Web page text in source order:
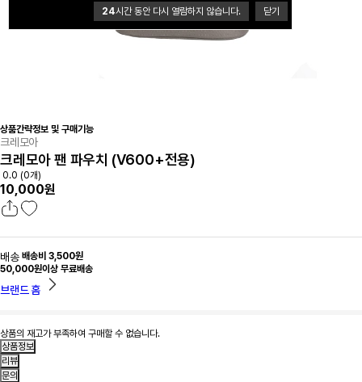
24시간 동안 다시 열람하지 않습니다. 닫기
상품간략정보 및 구매기능
크레모아
크레모아 팬 파우치 (V600+전용)
0.0 (0개)
10,000원
배송 배송비 3,500원
50,000원이상 무료배송
브랜드 홈
상품의 재고가 부족하여 구매할 수 없습니다.
상품정보
리뷰
문의